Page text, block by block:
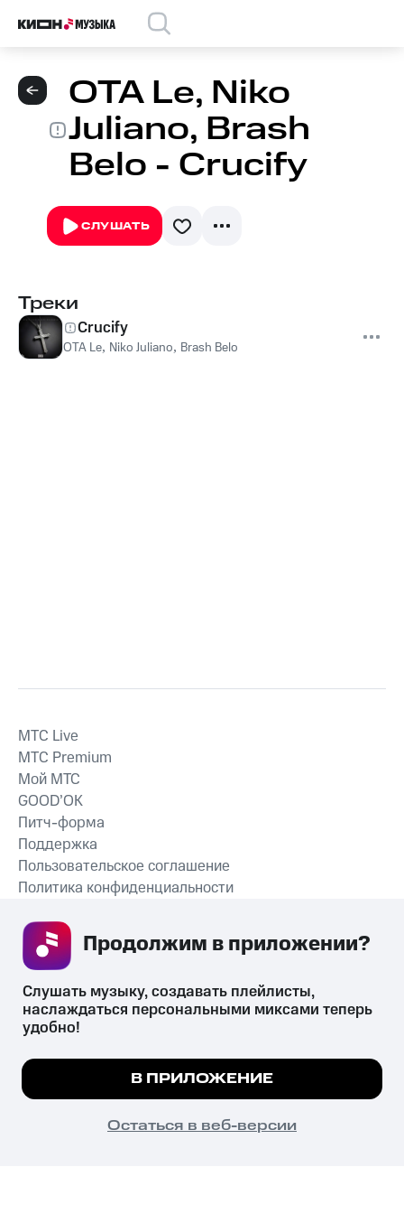
OTA Le, Niko
Juliano, Brash
Belo - Crucify
СЛУШАТЬ
Треки
Crucify
OTA Le, Niko Juliano, Brash Belo
СКАЧАТЬ ПРИЛОЖЕНИЕ
MTС Live
MTС Premium
Мой МТС
GOOD’OK
Питч-форма
Поддержка
Пользовательское соглашение
Политика конфиденциальности
психотропных веществ, их аналогов причиняет вред здоровью,
их незаконный оборот запрещён и влечёт установленную
законодательством ответственность.
© 2026 ООО «КИОН».
Все права защищены
Мы используем куки, чтобы на сайте все
Подробнее
ПОНЯТНО
Слушать музыку, создавать плейлисты,
наслаждаться персональными миксами теперь
удобно!
В ПРИЛОЖЕНИЕ
Остаться в веб-версии